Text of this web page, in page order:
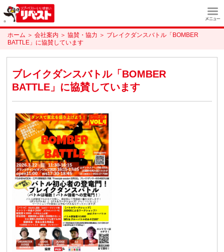
ホーム ＞ 会社案内 ＞ 協賛・協力 ＞ ブレイクダンスバトル「BOMBER
BATTLE」に協賛しています
ブレイクダンスバトル「BOMBER
BATTLE」に協賛しています